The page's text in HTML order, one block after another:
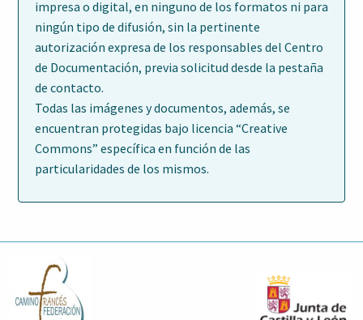
impresa o digital, en ninguno de los formatos ni para
ningún tipo de difusión, sin la pertinente
autorización expresa de los responsables del Centro
de Documentación, previa solicitud desde la pestaña
de contacto.
Todas las imágenes y documentos, además, se
encuentran protegidas bajo licencia “Creative
Commons” específica en función de las
particularidades de los mismos.